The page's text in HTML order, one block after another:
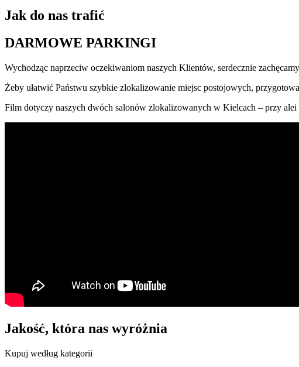
Jak do nas trafić
DARMOWE PARKINGI
Wychodząc naprzeciw oczekiwaniom naszych Klientów, serdecznie
Żeby ułatwić Państwu szybkie zlokalizowanie miejsc postojowych,
Film dotyczy naszych dwóch salonów zlokalizowanych w Kielcach – przy
Jakość, która nas wyróżnia
Kupuj według kategorii